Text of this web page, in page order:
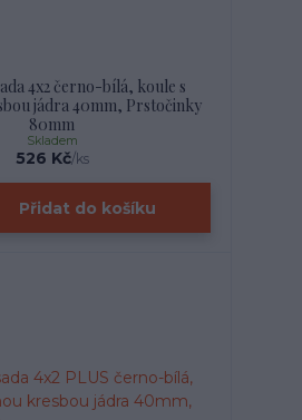
4x2 černo-bílá, koule s
jádra 40mm, Prstočinky
80mm
526 Kč/ks
Skladem
Přidat do košíku